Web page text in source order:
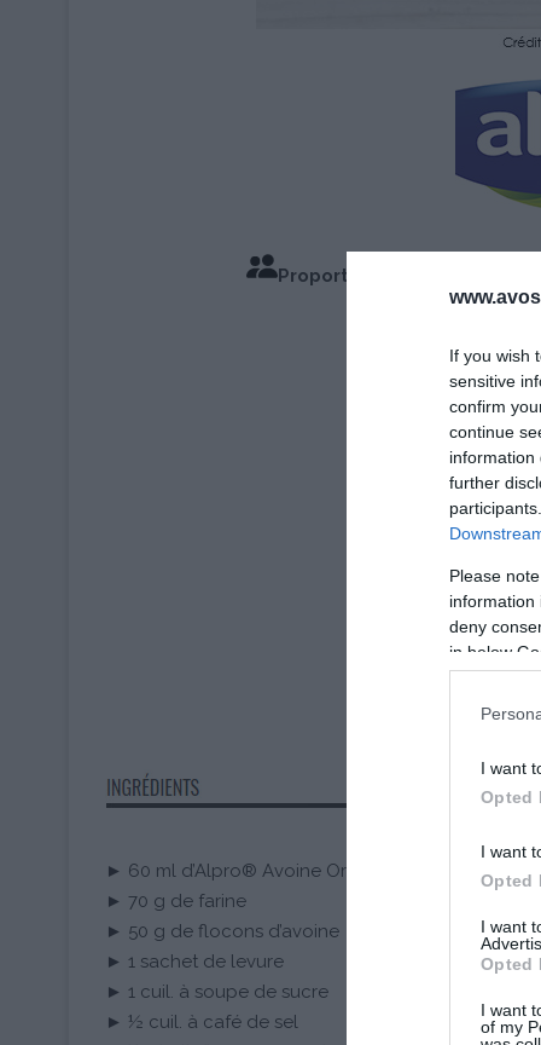
If you wish
sensitive
confirm
continue
information
further
Please
information
deny
in below
I want
Opted
I want
Opted
I want
Opted
I want
of my
Proportions pour 2
► 60 ml d’Alpro® Avoine Original
► 70 g de farine
► 50 g de flocons d’avoine
► 1 sachet de levure
► 1 cuil. à soupe de sucre
► ½ cuil. à café de sel